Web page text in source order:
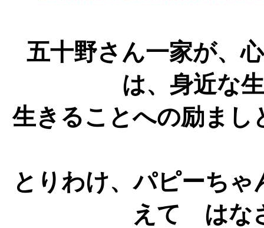
五十野さん一家が、
は、身近な
生きることへの励まし
とりわけ、パピーち
えて はな